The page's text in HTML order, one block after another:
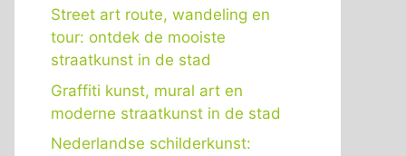
Street art route, wandeling en
tour: ontdek de mooiste
straatkunst in de stad
Graffiti kunst, mural art en
moderne straatkunst in de stad
Nederlandse schilderkunst: